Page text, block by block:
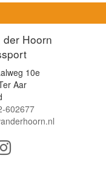
Hoorn
10e
Aar
602677